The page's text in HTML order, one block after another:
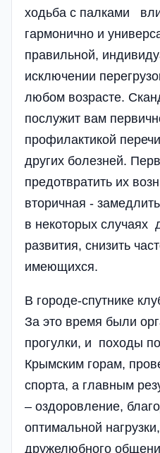
ходьба с палками
гармонично и
правильной,
исключении
любом возрасте.
послужит вам
профилактикой
других болезней.
предотвратить их
вторичная -
в некоторых случаях
развития, снизить
имеющихся.
В городе-спутнике
За это время были
прогулки, и походы
Крымским горам,
спорта, а главным
– оздоровление,
оптимальной
дружелюбного